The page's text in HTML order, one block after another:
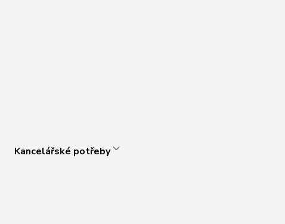
Kancelářské potřeby